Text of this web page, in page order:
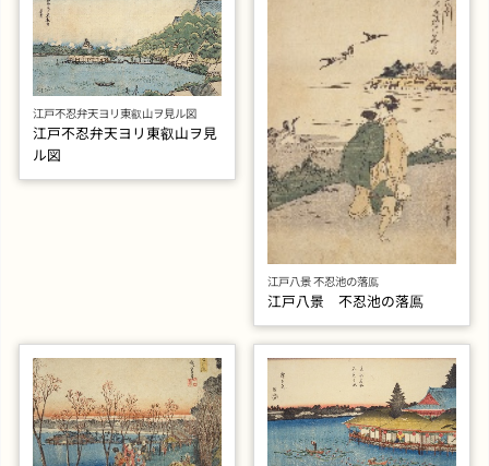
江戸不忍弁天ヨリ東叡山ヲ見ル図
江戸不忍弁天ヨリ東叡山ヲ見
ル図
江戸八景 不忍池の落鳫
江戸八景 不忍池の落鳫